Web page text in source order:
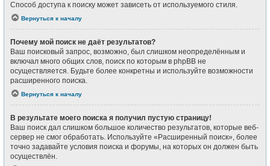
Способ доступа к поиску может зависеть от используемого стиля.
Вернуться к началу
Почему мой поиск не даёт результатов?
Ваш поисковый запрос, возможно, был слишком неопределённым и
включал много общих слов, поиск по которым в phpBB не
осуществляется. Будьте более конкретны и используйте возможности
расширенного поиска.
Вернуться к началу
В результате моего поиска я получил пустую страницу!
Ваш поиск дал слишком большое количество результатов, которые веб-
сервер не смог обработать. Используйте «Расширенный поиск», более
точно задавайте условия поиска и форумы, на которых он должен быть
осуществлён.